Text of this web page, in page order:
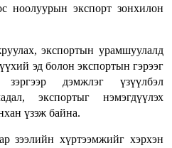
ноолуурын экспорт зонхилон
экспортын урамшуулалд
эд болон экспортын гэрээг
дэмжлэг үзүүлбэл
экспортыг нэмэгдүүлэх
үзэж байна.
зээлийн хүртээмжийг хэрхэн